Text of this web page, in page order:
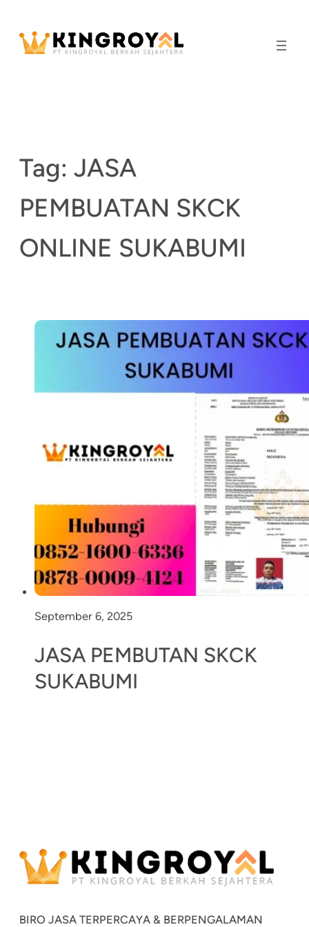
content
Tag: JASA
PEMBUATAN SKCK
ONLINE SUKABUMI
September 6, 2025
JASA PEMBUTAN SKCK
SUKABUMI
BIRO JASA TERPERCAYA & BERPENGALAMAN